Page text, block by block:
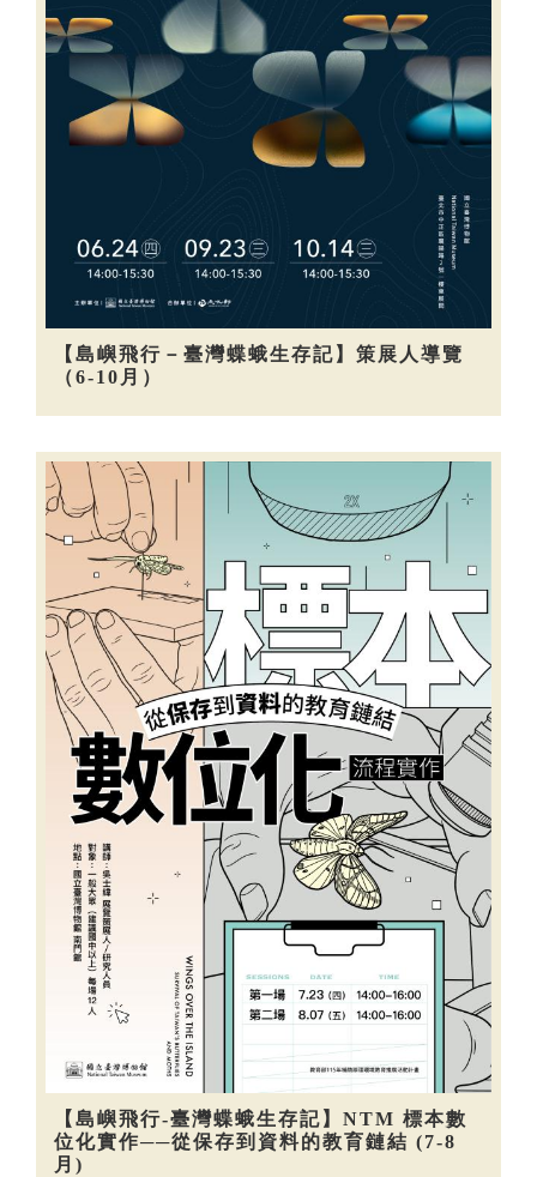
【島嶼飛行－臺灣蝶蛾生存記】策展人導覽
（6-10月）
【島嶼飛行-臺灣蝶蛾生存記】NTM 標本數
位化實作──從保存到資料的教育鏈結 (7-8
月)